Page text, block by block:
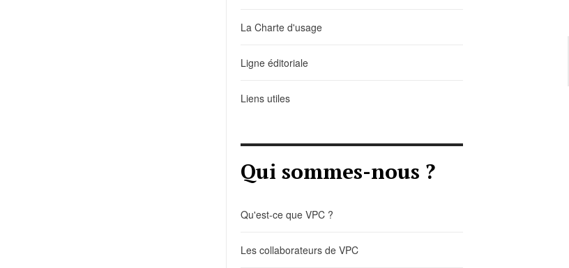
La Charte d'usage
Ligne éditoriale
Liens utiles
Qui sommes-nous ?
Qu'est-ce que VPC ?
Les collaborateurs de VPC